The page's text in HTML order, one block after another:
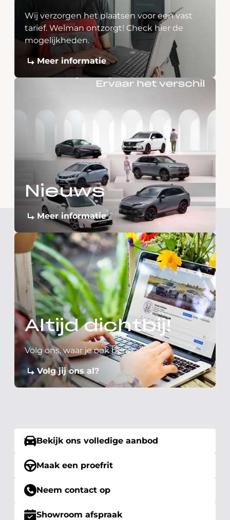
Wij verzorgen het plaatsen voor een vast
tarief. Welman ontzorgt! Check hier de
mogelijkheden.
Meer informatie
Nieuws
Meer informatie
Altijd dichtbij!
Volg ons, waar je ook bent
Volg jij ons al?
Bekijk ons volledige aanbod
Maak een proefrit
Neem contact op
Showroom afspraak